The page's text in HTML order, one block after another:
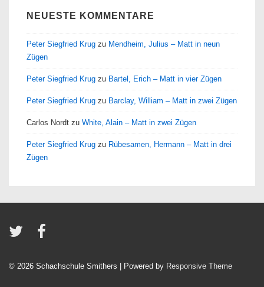
NEUESTE KOMMENTARE
Peter Siegfried Krug zu Mendheim, Julius – Matt in neun
Zügen
Peter Siegfried Krug zu Bartel, Erich – Matt in vier Zügen
Peter Siegfried Krug zu Barclay, William – Matt in zwei Zügen
Carlos Nordt zu White, Alain – Matt in zwei Zügen
Peter Siegfried Krug zu Rübesamen, Hermann – Matt in drei
Zügen
© 2026 Schachschule Smithers | Powered by Responsive Theme